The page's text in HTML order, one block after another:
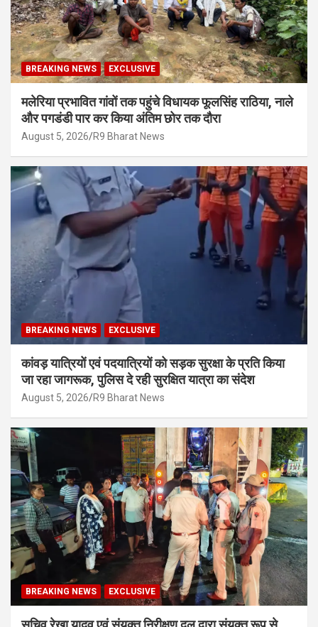
BREAKING NEWS EXCLUSIVE
मलेरिया प्रभावित गांवों तक पहुंचे विधायक फूलसिंह राठिया, नाले
और पगडंडी पार कर किया अंतिम छोर तक दौरा
August 5, 2026 R9 Bharat News
BREAKING NEWS EXCLUSIVE
कांवड़ यात्रियों एवं पदयात्रियों को सड़क सुरक्षा के प्रति किया
जा रहा जागरूक, पुलिस दे रही सुरक्षित यात्रा का संदेश
August 5, 2026 R9 Bharat News
BREAKING NEWS EXCLUSIVE